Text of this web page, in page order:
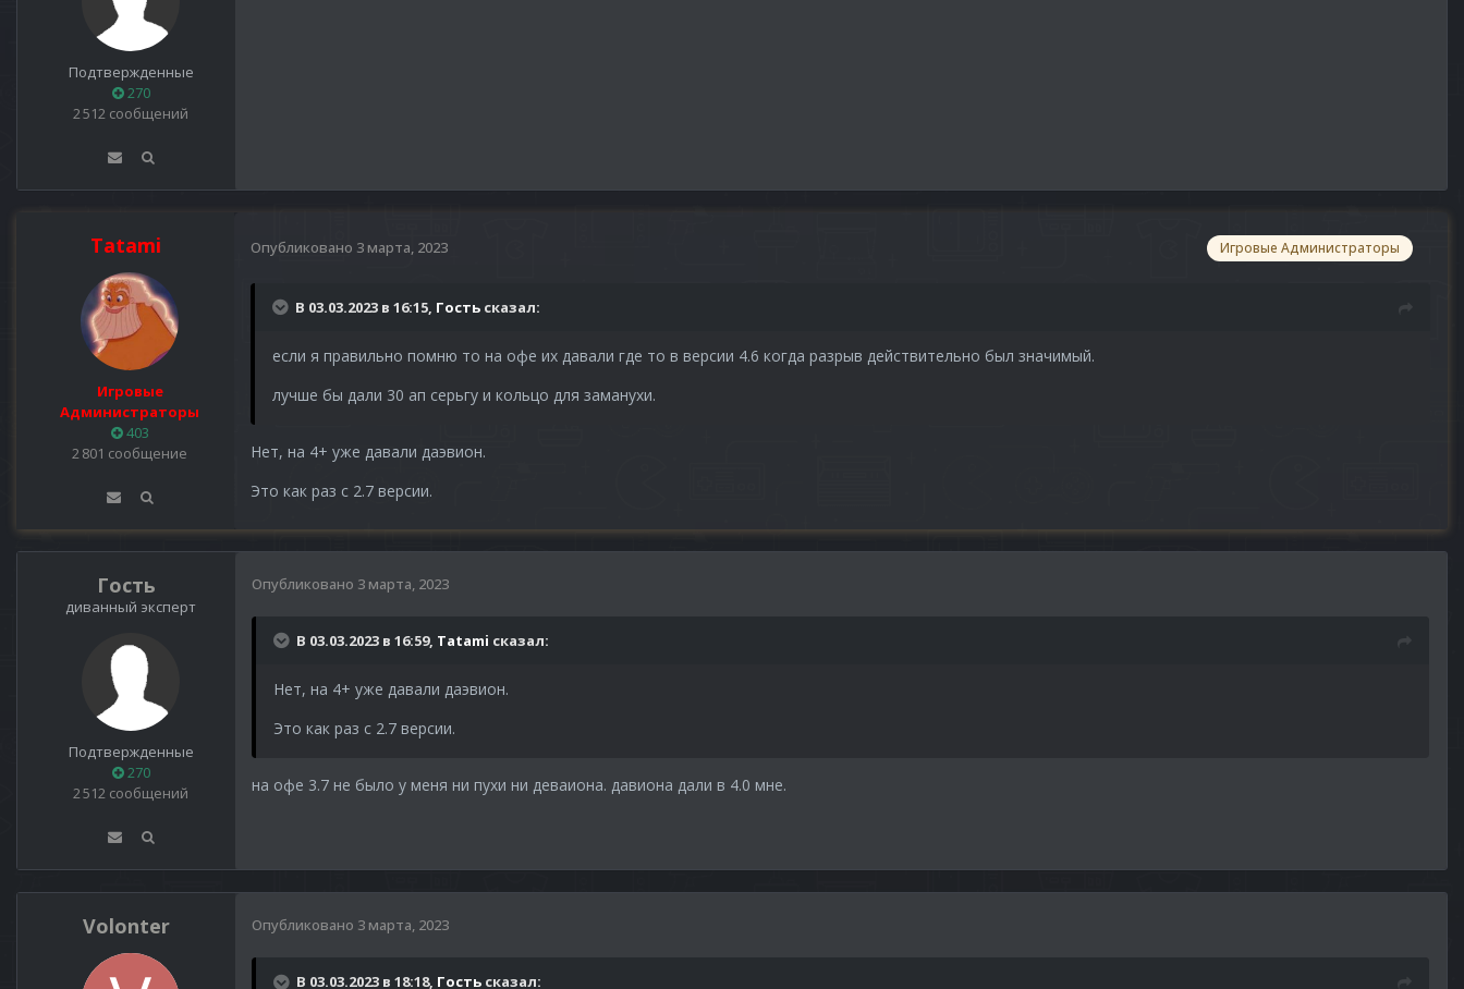
Подтвержденные
270
2 512 сообщений
Tatami
Игровые
Администраторы
403
2 801 сообщение
Игровые Администраторы
Опубликовано 3 марта, 2023
В 03.03.2023 в 16:15, Гость сказал:
если я правильно помню то на офе их давали где то в версии 4.6 когда разрыв действительно был значимый.
лучше бы дали 30 ап серьгу и кольцо для заманухи.
Нет, на 4+ уже давали даэвион.
Это как раз с 2.7 версии.
Гость
диванный эксперт
Подтвержденные
270
2 512 сообщений
Опубликовано 3 марта, 2023
В 03.03.2023 в 16:59, Tatami сказал:
Нет, на 4+ уже давали даэвион.
Это как раз с 2.7 версии.
на офе 3.7 не было у меня ни пухи ни деваиона. давиона дали в 4.0 мне.
Volonter Опубликовано 3 марта, 2023
В 03.03.2023 в 18:18, Гость сказал: